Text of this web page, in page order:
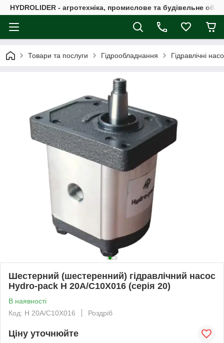
HYDROLIDER - агротехніка, промислове та будівельне
Товари та послуги Гідрообладнання Гідравлічні
Шестерний (шестеренний) гідравлічний насос
Hydro-pack H 20A/C10X016 (серія 20)
В наявності
Код: H 20A/C10X016
Роздріб
Ціну уточнюйте